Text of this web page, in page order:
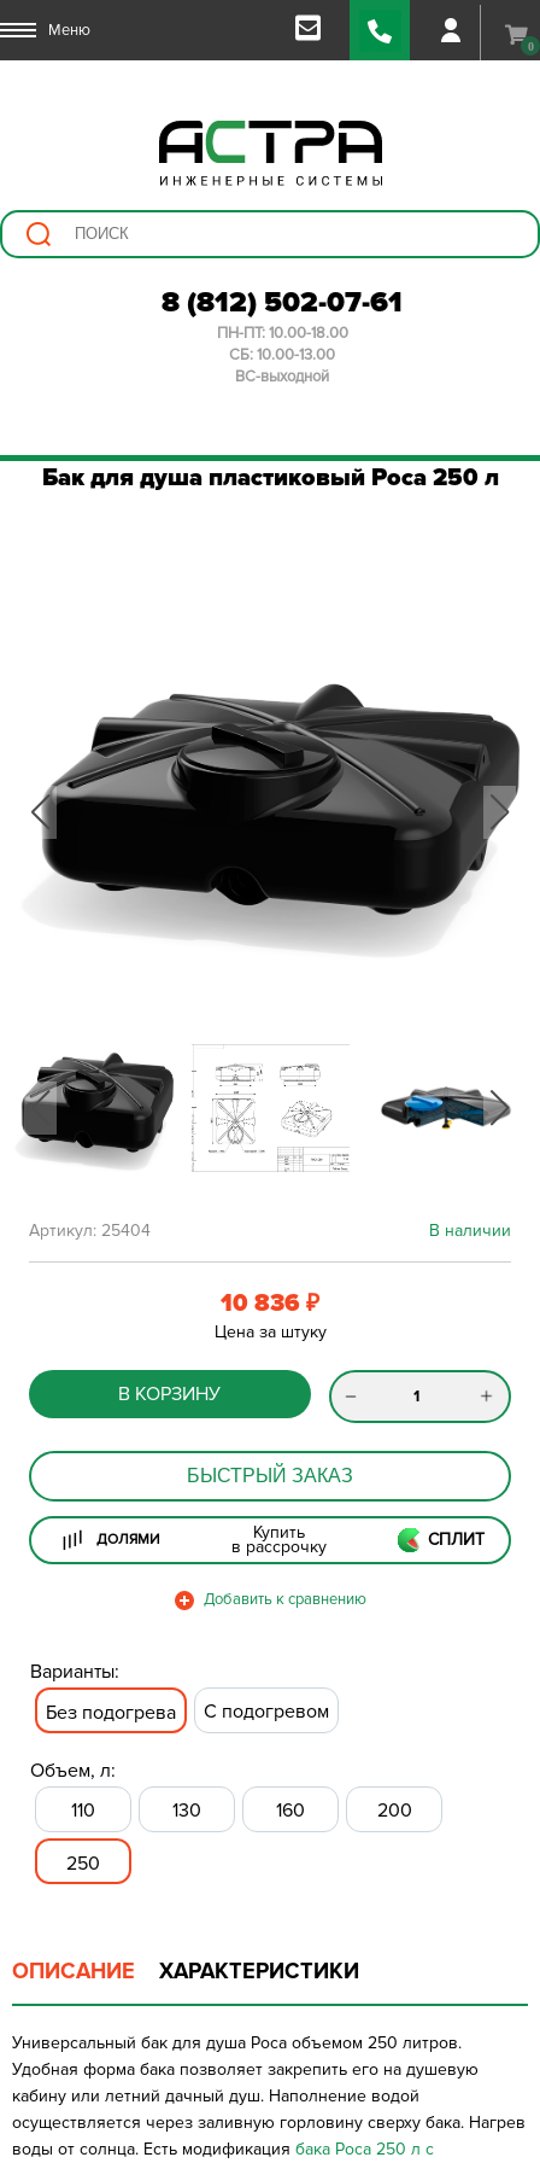
Меню
0
8 (812) 502-07-61
ПН-ПТ: 10.00-18.00
СБ: 10.00-13.00
ВС-выходной
Бак для душа пластиковый Роса 250 л
В наличии
Артикул: 25404
10 836 ₽
Цена за штуку
В КОРЗИНУ
БЫСТРЫЙ ЗАКАЗ
ДОЛЯМИ Купить
в рассрочку СПЛИТ
Варианты:
Без подогрева
С подогревом
Объем, л:
110
130 160 200
250
ОПИСАНИЕ ХАРАКТЕРИСТИКИ
Универсальный бак для душа Роса объемом 250 литров.
Удобная форма бака позволяет закрепить его на душевую
кабину или летний дачный душ. Наполнение водой
осуществляется через заливную горловину сверху бака. Нагрев
воды от солнца. Есть модификация бака Роса 250 л с